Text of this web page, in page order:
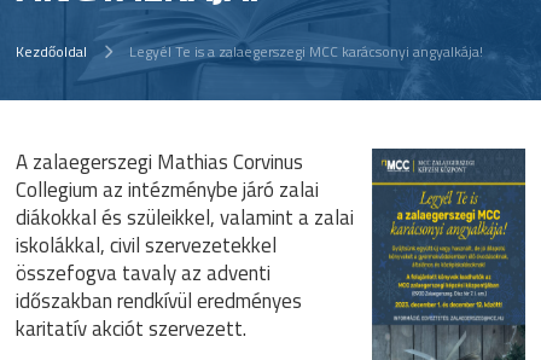
Kezdőoldal Legyél Te is a zalaegerszegi MCC karácsonyi angyalkája!
A zalaegerszegi Mathias Corvinus
Collegium az intézménybe járó zalai
diákokkal és szüleikkel, valamint a zalai
iskolákkal, civil szervezetekkel
összefogva tavaly az adventi
időszakban rendkívül eredményes
karitatív akciót szervezett.